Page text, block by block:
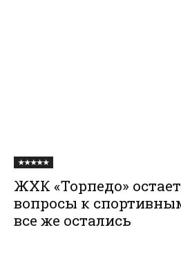
★★★★★
ЖХК «Торпедо»
вопросы к
все же остались